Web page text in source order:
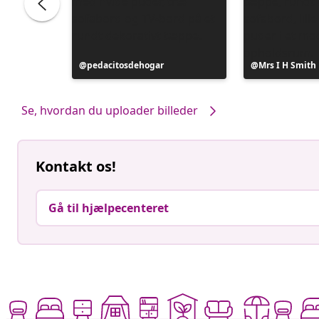
Opslag
offentliggjort
pedacitosdehogar
Opslag
offentliggjort
Mrs I H Smith
Se, hvordan du uploader billeder
Kontakt os!
Gå til hjælpecenteret